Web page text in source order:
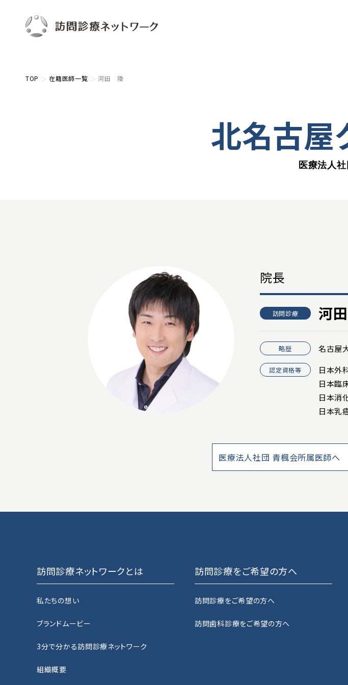
TOP 在籍医師一覧 河田 陵
北名古屋
医療法人
院長
訪問診療 河
略歴 名古屋
認定資格等
日本外
日本臨
日本消
日本乳
医療法人社団 青楓会所属医師へ
訪問診療ネットワークとは
私たちの想い
ブランドムービー
3分で分かる訪問診療ネットワーク
組織概要
訪問診療をご希望の方へ
訪問診療をご希望の方へ
訪問歯科診療をご希望の方へ